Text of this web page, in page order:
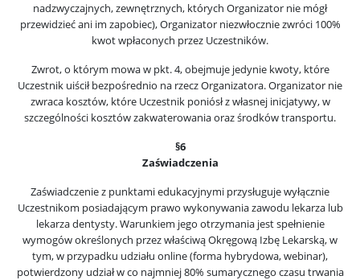
nadzwyczajnych, zewnętrznych, których Organizator nie mógł
przewidzieć ani im zapobiec), Organizator niezwłocznie zwróci 100%
kwot wpłaconych przez Uczestników.
Zwrot, o którym mowa w pkt. 4, obejmuje jedynie kwoty, które
Uczestnik uiścił bezpośrednio na rzecz Organizatora. Organizator nie
zwraca kosztów, które Uczestnik poniósł z własnej inicjatywy, w
szczególności kosztów zakwaterowania oraz środków transportu.
§6
Zaświadczenia
Zaświadczenie z punktami edukacyjnymi przysługuje wyłącznie
Uczestnikom posiadającym prawo wykonywania zawodu lekarza lub
lekarza dentysty. Warunkiem jego otrzymania jest spełnienie
wymogów określonych przez właściwą Okręgową Izbę Lekarską, w
tym, w przypadku udziału online (forma hybrydowa, webinar),
potwierdzony udział w co najmniej 80% sumarycznego czasu trwania